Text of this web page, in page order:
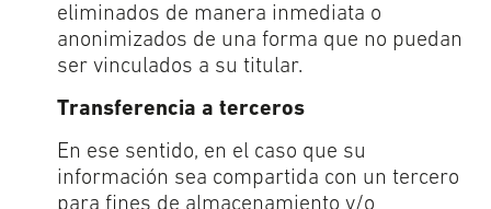
eliminados de manera inmediata o
anonimizados de una forma que no puedan
ser vinculados a su titular.
Transferencia a terceros
En ese sentido, en el caso que su
información sea compartida con un tercero
para fines de almacenamiento y/o